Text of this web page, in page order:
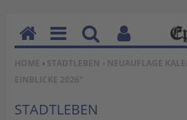
SIE BEFINDEN SICH HIER:
HOME › STADTLEBEN › NEUAUFLAGE
EINBLICKE 2026“
STADTLEBEN
H
o
m
e
M
en
u
Su
ch
Be
nu